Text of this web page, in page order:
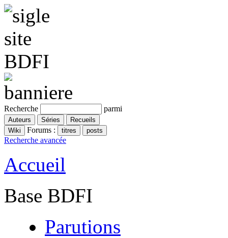
Recherche parmi
Forums :
Recherche avancée
Accueil
Base BDFI
Parutions